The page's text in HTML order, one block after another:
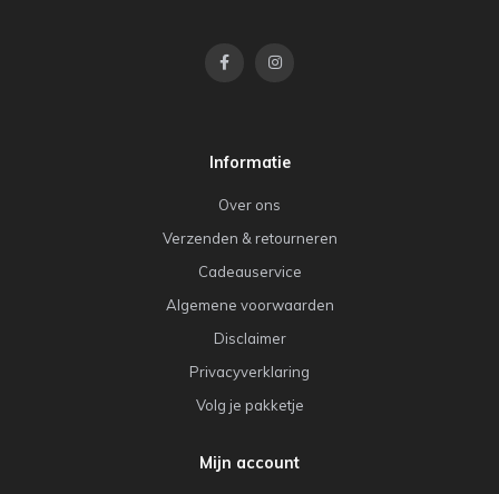
Informatie
Over ons
Verzenden & retourneren
Cadeauservice
Algemene voorwaarden
Disclaimer
Privacyverklaring
Volg je pakketje
Mijn account